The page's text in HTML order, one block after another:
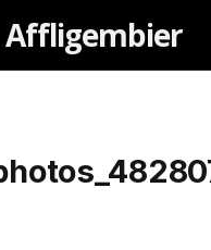
Affligembier